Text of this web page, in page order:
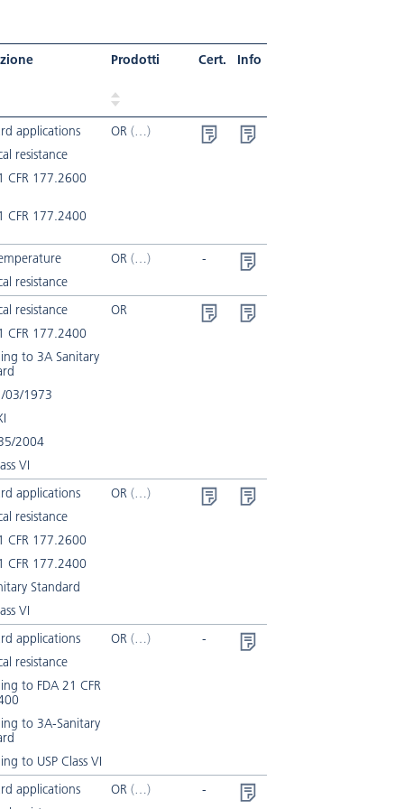
Prodotti Cert. Info
applications
resistance
CFR 177.2600
CFR 177.2400
OR
resistance
OR -
resistance
CFR 177.2400
to 3A Sanitary
03/1973
2004
VI
OR
applications
resistance
CFR 177.2600
CFR 177.2400
Standard
VI
OR
applications
resistance
to FDA 21 CFR
to 3A-Sanitary
to USP Class VI
OR -
applications
OR -